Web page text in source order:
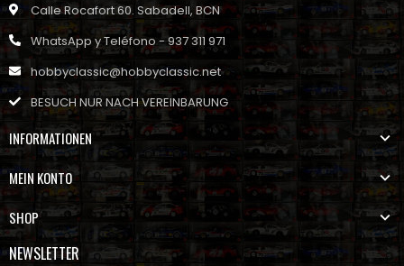
Calle Rocafort 60. Sabadell, BCN
WhatsApp y Teléfono - 937 311 971
hobbyclassic@hobbyclassic.net
BESUCH NUR NACH VEREINBARUNG
INFORMATIONEN
MEIN KONTO
SHOP
NEWSLETTER